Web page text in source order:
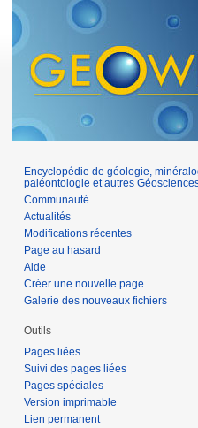
Encyclopédie de géologie,
paléontologie et autres
Communauté
Actualités
Modifications récentes
Page au hasard
Aide
Créer une nouvelle page
Galerie des nouveaux fichiers
Outils
Pages liées
Suivi des pages liées
Pages spéciales
Version imprimable
Lien permanent